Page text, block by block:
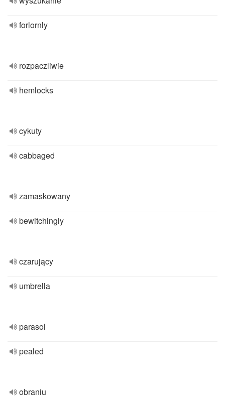
forlornly
rozpaczliwie
hemlocks
cykuty
cabbaged
zamaskowany
bewitchingly
czarujący
umbrella
parasol
pealed
obraniu